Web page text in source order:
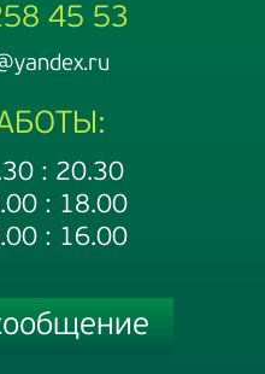
45 53
: 20.30
: 18.00
: 16.00